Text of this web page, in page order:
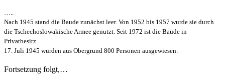
Nach 1945 stand die Baude zunächst leer. Von 1952 bis 1957 wurde sie durch
die Tschechoslowakische Armee genutzt. Seit 1972 ist die Baude in
Privatbesitz.
17. Juli 1945 wurden aus Obergrund 800 Personen ausgewiesen.
Fortsetzung folgt,…